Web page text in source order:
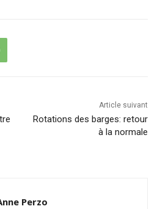
Article suivant
Rotations des barges: retour
à la normale
Perzo